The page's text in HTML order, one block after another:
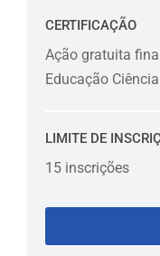
CERTIFICAÇÃO
Ação gratuita
Educação
LIMITE DE
15 inscrições